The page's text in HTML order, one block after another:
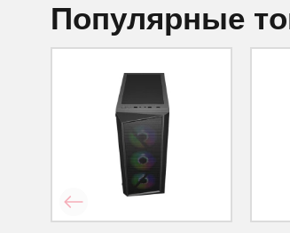
популярные